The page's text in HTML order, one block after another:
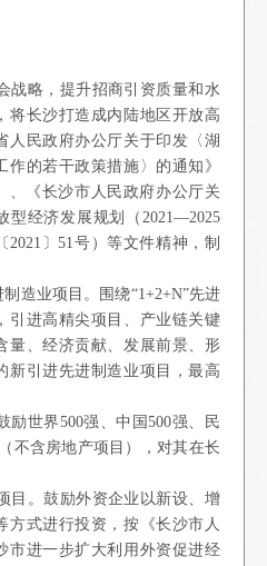
略，提升招商引资质量和水
将长沙打造成内陆地区开放高
人民政府办公厅关于印发〈湖
的若干政策措施〉的通知》
、《长沙市人民政府办公厅关
型经济发展规划（2021—2025
〕51号）等文件精神，制
造业项目。围绕“1+2+N”先进
引进高精尖项目、产业链关键
量、经济贡献、发展前景、形
新引进先进制造业项目，最高
励世界500强、中国500强、民
不含房地产项目），对其在长
目。鼓励外资企业以新设、增
方式进行投资，按《长沙市人
市进一步扩大利用外资促进经